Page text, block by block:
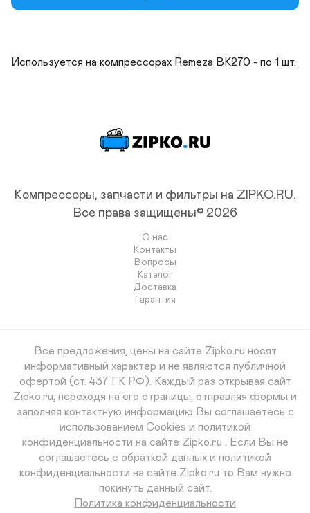
Используется на компрессорах Remeza ВК270 - по 1 шт.
Компрессоры, запчасти и фильтры на ZIPKO.RU.
Все права защищены© 2026
О нас
Контакты
Вопросы
Каталог
Доставка
Гарантия
Все предложения, цены на сайте Zipko.ru носят
информативный характер и не являются публичной
офертой (ст. 437 ГК РФ). Каждый раз открывая сайт
Zipko.ru, переходя на его страницы, отправляя формы и
заполняя контактную информацию Вы соглашаетесь с
использованием Cookies и политикой
конфиденциальности на сайте Zipko.ru . Если Вы не
соглашаетесь с обраткой данных и политикой
конфиденциальности на сайте Zipko.ru то Вам нужно
покинуть данный сайт.
Политика конфиденциальности